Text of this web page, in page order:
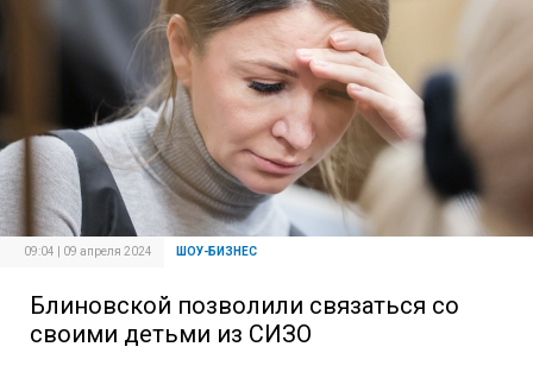
09:04 | 09 апреля 2024 ШОУ-БИЗНЕС
Блиновской позволили связаться со
своими детьми из СИЗО